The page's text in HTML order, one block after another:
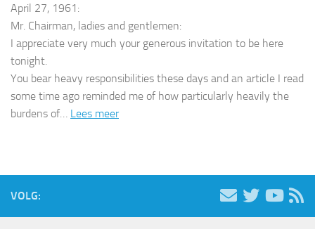
April 27, 1961:
Mr. Chairman, ladies and gentlemen:
I appreciate very much your generous invitation to be here
tonight.
You bear heavy responsibilities these days and an article I read
some time ago reminded me of how particularly heavily the
burdens of… Lees meer
VOLG: